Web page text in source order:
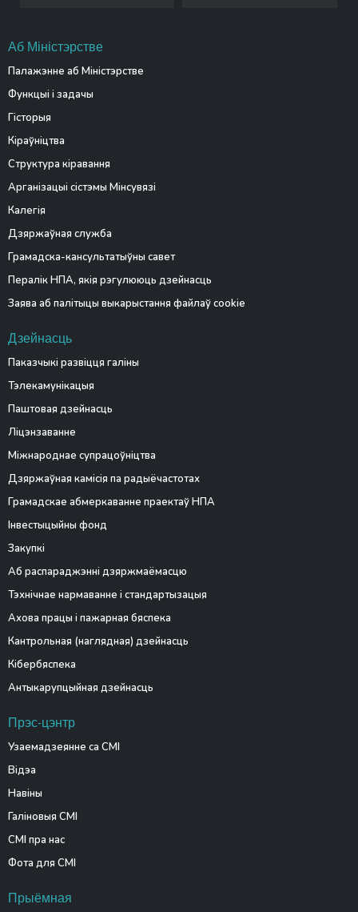
Аб Міністэрстве
Палажэнне аб Міністэрстве
Функцыі і задачы
Гісторыя
Кіраўніцтва
Структура кіравання
Арганізацыі сістэмы Мінсувязі
Калегія
Дзяржаўная служба
Грамадска-кансультатыўны савет
Пералік НПА, якія рэгулююць дзейнасць
Заява аб палітыцы выкарыстання файлаў cookie
Дзейнасць
Паказчыкі развіцця галіны
Тэлекамунікацыя
Паштовая дзейнасць
Ліцэнзаванне
Міжнароднае супрацоўніцтва
Дзяржаўная камісія па радыёчастотах
Грамадскае абмеркаванне праектаў НПА
Інвестыцыйны фонд
Закупкі
Аб распараджэнні дзяржмаёмасцю
Тэхнічнае нармаванне і стандартызацыя
Ахова працы і пажарная бяспека
Кантрольная (наглядная) дзейнасць
Кібербяспека
Антыкарупцыйная дзейнасць
Прэс-цэнтр
Узаемадзеянне са СМІ
Відэа
Навіны
Галіновыя СМІ
СМІ пра нас
Фота для СМІ
Прыёмная